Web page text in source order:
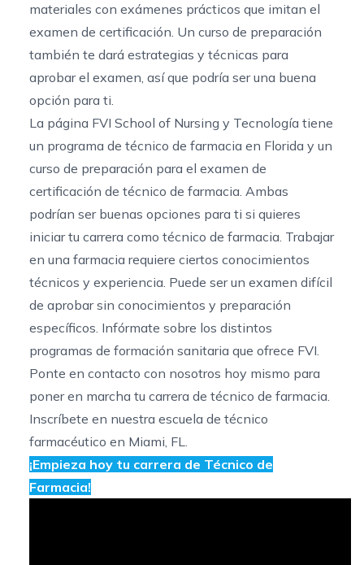
materiales con exámenes prácticos que imitan el
examen de certificación. Un curso de preparación
también te dará estrategias y técnicas para
aprobar el examen, así que podría ser una buena
opción para ti.
La página FVI School of Nursing y Tecnología tiene
un programa de técnico de farmacia en Florida y un
curso de preparación para el examen de
certificación de técnico de farmacia. Ambas
podrían ser buenas opciones para ti si quieres
iniciar tu carrera como técnico de farmacia. Trabajar
en una farmacia requiere ciertos conocimientos
técnicos y experiencia. Puede ser un examen difícil
de aprobar sin conocimientos y preparación
específicos. Infórmate sobre los distintos
programas de formación sanitaria que ofrece FVI.
Ponte en contacto con nosotros hoy mismo para
poner en marcha tu carrera de técnico de farmacia.
Inscríbete en nuestra escuela de técnico
farmacéutico en Miami, FL.
¡Empieza hoy tu carrera de Técnico de
Farmacia!